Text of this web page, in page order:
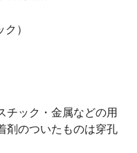
）
チック・金属などの用
剤のついたものは穿孔